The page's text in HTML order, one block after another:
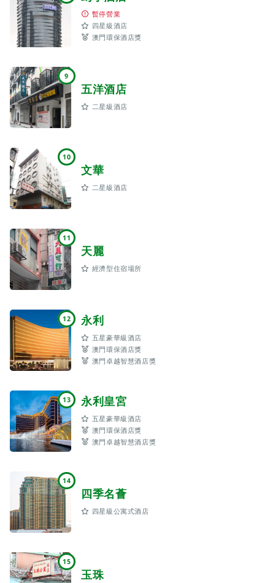
暫停營業
四星級酒店
澳門環保酒店獎
9
五洋酒店
二星級酒店
10
文華
二星級酒店
11
天麗
經濟型住宿場所
12 永利
五星豪華級酒店
澳門環保酒店獎
澳門卓越智慧酒店獎
13 永利皇宮
五星豪華級酒店
澳門環保酒店獎
澳門卓越智慧酒店獎
14
四季名薈
四星級公寓式酒店
15
玉珠